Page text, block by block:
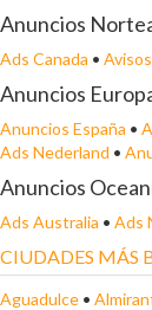
Anuncios
Ads Canada •
Anuncios
Anuncios España •
Ads Nederland •
Anuncios
Ads Australia • Ads
CIUDADES MÁS
Aguadulce •